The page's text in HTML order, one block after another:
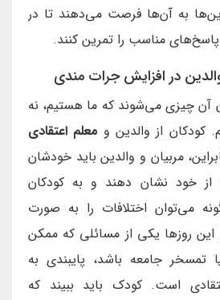
به آن‌ها فرصت می‌دهند تا در
مناسب را تمرین کنند.
در افزایش جرات مندی
آن چیزی می‌شوند که ما هستیم، نه
از والدین و معلم اعتقادی
مربیان و والدین باید خودشان
از خود نشان دهند و به کودکان
می‌توان اختلافات را به صورت
روزها یکی از مسائلی که ممکن
تمسخر جامعه باشد، پایبندی به
است. کودک باید ببیند که